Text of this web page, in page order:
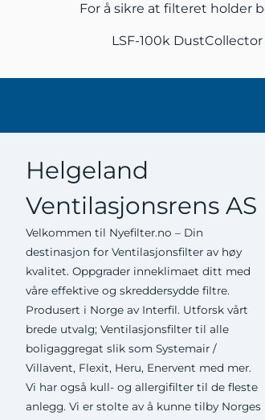
For å sikre at filteret holder
LSF-100k
Helgeland
Ventilasjonsrens AS
Velkommen til Nyefilter.no – Din
destinasjon for Ventilasjonsfilter av høy
kvalitet. Oppgrader inneklimaet ditt med
våre effektive og skreddersydde filtre.
Produsert i Norge av Interfil. Utforsk vårt
brede utvalg; Ventilasjonsfilter til alle
boligaggregat slik som Systemair /
Villavent, Flexit, Heru, Enervent med mer.
Vi har også kull- og allergifilter til de fleste
anlegg. Vi er stolte av å kunne tilby Norges